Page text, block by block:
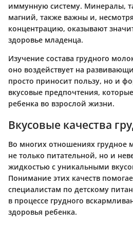
иммунную систему. Минералы,
магний, также важны и,
концентрацию, оказывают
здоровье младенца.
Изучение состава грудного
оно воздействует на
просто приносит пользу, но и
вкусовые предпочтения,
ребенка во взрослой жизни.
Вкусовые качества
Во многих отношениях грудное
не только питательной, но и
жидкостью с уникальными
Понимание этих качеств
специалистам по детскому
в процессе грудного
здоровья ребенка.